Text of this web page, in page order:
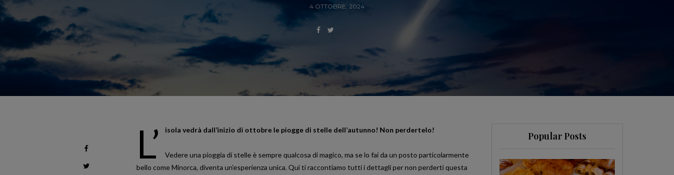
4 OTTOBRE, 2024
L’ isola vedrà dall’inizio di ottobre le piogge di stelle dell’autunno! Non perdertelo!
Vedere una pioggia di stelle è sempre qualcosa di magico, ma se lo fai da un posto particolarmente
bello come Minorca, diventa un’esperienza unica. Qui ti raccontiamo tutti i dettagli per non perderti questa
Popular Posts